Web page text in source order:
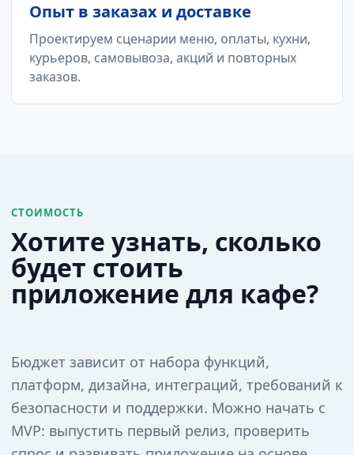
Опыт в заказах и доставке
Проектируем сценарии меню, оплаты, кухни,
курьеров, самовывоза, акций и повторных
заказов.
СТОИМОСТЬ
Хотите узнать, сколько
будет стоить
приложение для кафе?
Бюджет зависит от набора функций,
платформ, дизайна, интеграций, требований к
безопасности и поддержки. Можно начать с
MVP: выпустить первый релиз, проверить